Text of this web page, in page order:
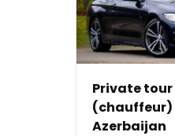
Private
(chauffeur)
Azerbaijan